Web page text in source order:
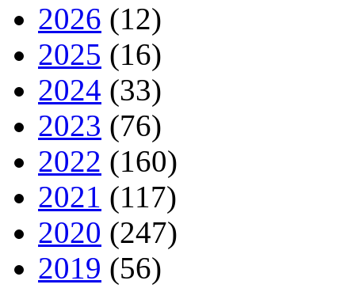
2026 (12)
2025 (16)
2024 (33)
2023 (76)
2022 (160)
2021 (117)
2020 (247)
2019 (56)